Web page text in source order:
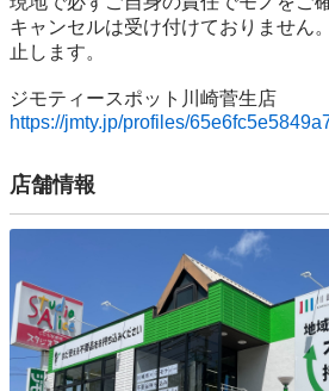
キャンセルは受け付けておりません
⽌します。
https://jmty.jp/profiles/
店舗情報